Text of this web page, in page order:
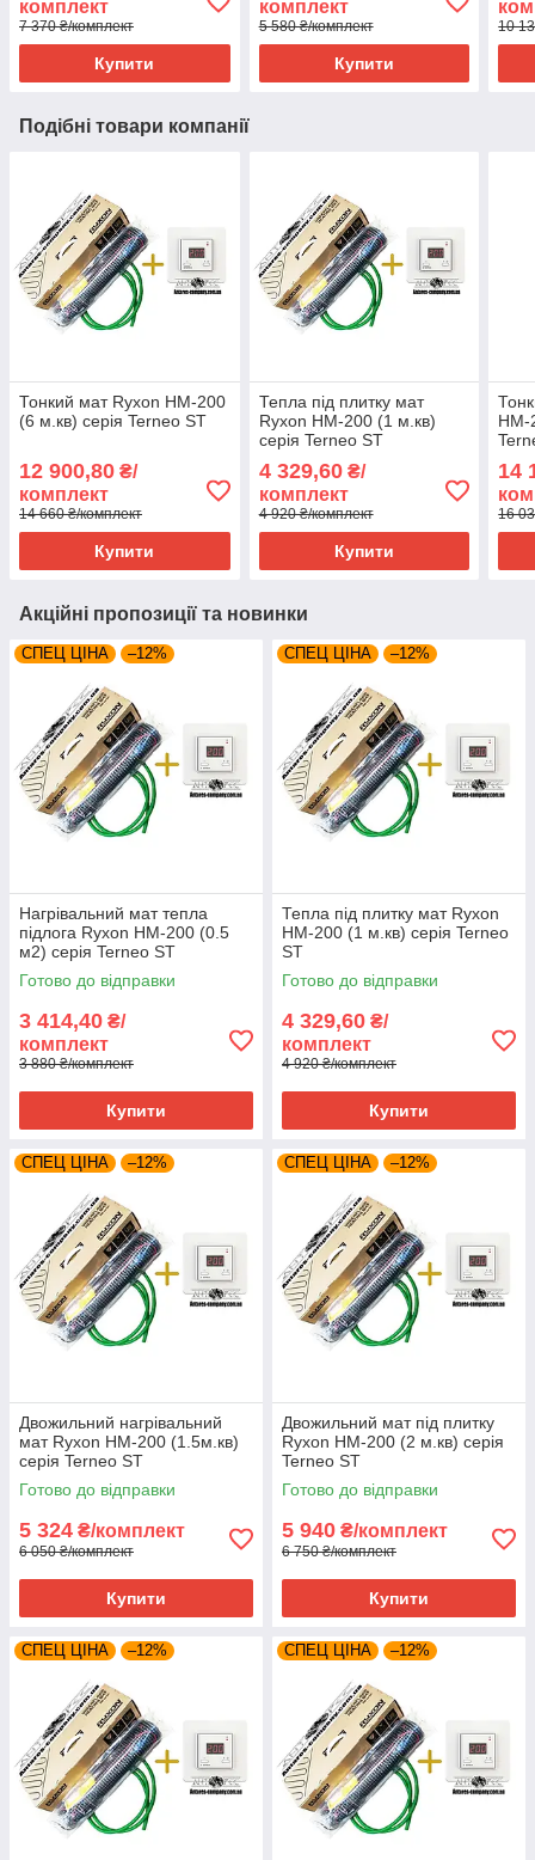
комплект
7 370 ₴/комплект
Купити
комплект
5 580 ₴/комплект
Купити
10
Подібні товари компанії
Тонкий мат Ryxon HM-200
(6 м.кв) серія Terneo ST
12 900,80 ₴/
комплект
14 660 ₴/комплект
Купити
Тепла під плитку мат
Ryxon HM-200 (1 м.кв)
серія Terneo ST
4 329,60₴/
комплект
4 920 ₴/комплект
Купити
HM-
14
16
Акційні пропозиції та новинки
СПЕЦ ЦІНА –12%
Нагрівальний мат тепла
підлога Ryxon HM-200 (0.5
м2) серія Terneo ST
Готово до відправки
3 414,40 ₴/
комплект
3 880 ₴/комплект
Купити
СПЕЦ ЦІНА –12%
Тепла під плитку мат Ryxon
HM-200 (1 м.кв) серія Terneo
ST
Готово до відправки
4 329,60 ₴/
комплект
4 920 ₴/комплект
Купити
СПЕЦ ЦІНА –12%
Двожильний нагрівальний
мат Ryxon HM-200 (1.5м.кв)
серія Terneo ST
Готово до відправки
5 324 ₴/комплект
6 050 ₴/комплект
Купити
СПЕЦ ЦІНА –12%
Двожильний мат під плитку
Ryxon HM-200 (2 м.кв) серія
Terneo ST
Готово до відправки
5 940 ₴/комплект
6 750 ₴/комплект
Купити
СПЕЦ ЦІНА –12% СПЕЦ ЦІНА –12%